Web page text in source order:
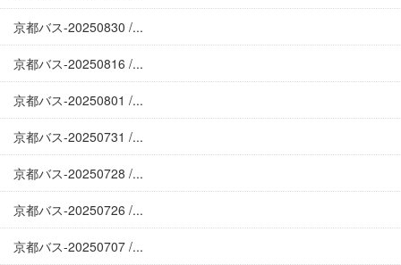
京都バス-20250830 /...
京都バス-20250816 /...
京都バス-20250801 /...
京都バス-20250731 /...
京都バス-20250728 /...
京都バス-20250726 /...
京都バス-20250707 /...